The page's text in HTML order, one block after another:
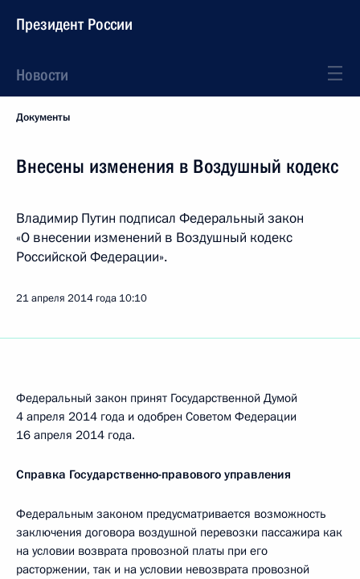
Президент России
Новости
Документы
Внесены изменения в Воздушный кодекс
Владимир Путин подписал Федеральный закон
«О внесении изменений в Воздушный кодекс
Российской Федерации».
21 апреля 2014 года 10:10
Федеральный закон принят Государственной Думой
4 апреля 2014 года и одобрен Советом Федерации
16 апреля 2014 года.
Справка Государственно-правового управления
Федеральным законом предусматривается возможность
заключения договора воздушной перевозки пассажира как
на условии возврата провозной платы при его
расторжении, так и на условии невозврата провозной